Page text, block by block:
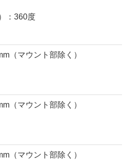
：360度
（マウント部除く）
（マウント部除く）
（マウント部除く）